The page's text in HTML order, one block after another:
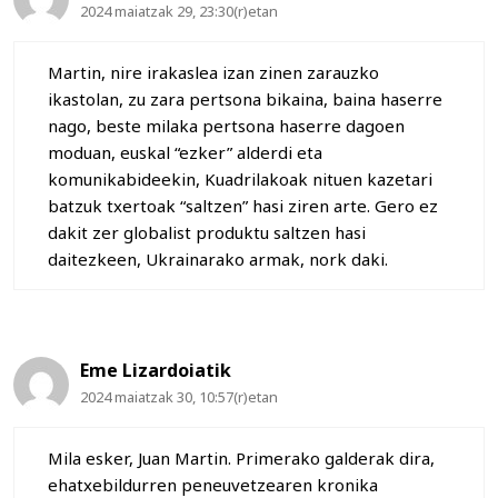
2024 maiatzak 29, 23:30(r)etan
Martin, nire irakaslea izan zinen zarauzko
ikastolan, zu zara pertsona bikaina, baina haserre
nago, beste milaka pertsona haserre dagoen
moduan, euskal “ezker” alderdi eta
komunikabideekin, Kuadrilakoak nituen kazetari
batzuk txertoak “saltzen” hasi ziren arte. Gero ez
dakit zer globalist produktu saltzen hasi
daitezkeen, Ukrainarako armak, nork daki.
Eme Lizardoiatik
2024 maiatzak 30, 10:57(r)etan
Mila esker, Juan Martin. Primerako galderak dira,
ehatxebildurren peneuvetzearen kronika